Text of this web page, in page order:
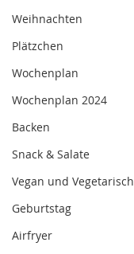
Weihnachten
Plätzchen
Wochenplan
Wochenplan 2024
Backen
Snack & Salate
Vegan und Vegetarisch
Geburtstag
Airfryer